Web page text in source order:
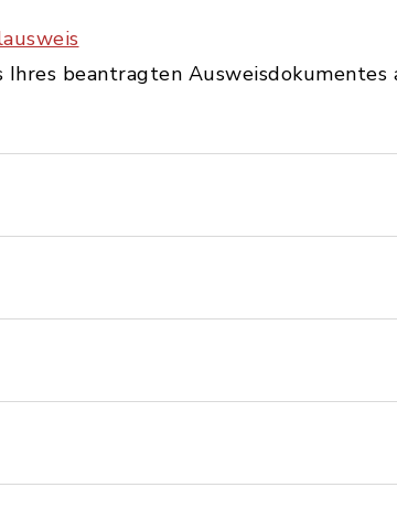
beantragten Ausweisdokumentes